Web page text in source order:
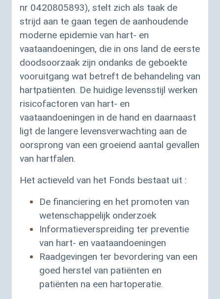
nr 0420805893), stelt zich als taak de
strijd aan te gaan tegen de aanhoudende
moderne epidemie van hart- en
vaataandoeningen, die in ons land de eerste
doodsoorzaak zijn ondanks de geboekte
vooruitgang wat betreft de behandeling van
hartpatiënten. De huidige levensstijl werken
risicofactoren van hart- en
vaataandoeningen in de hand en daarnaast
ligt de langere levensverwachting aan de
oorsprong van een groeiend aantal gevallen
van hartfalen.
Het actieveld van het Fonds bestaat uit :
De financiering en het promoten van
wetenschappelijk onderzoek
Informatieverspreiding ter preventie
van hart- en vaataandoeningen
Raadgevingen ter bevordering van een
goed herstel van patiënten en
patiënten na een hartoperatie.